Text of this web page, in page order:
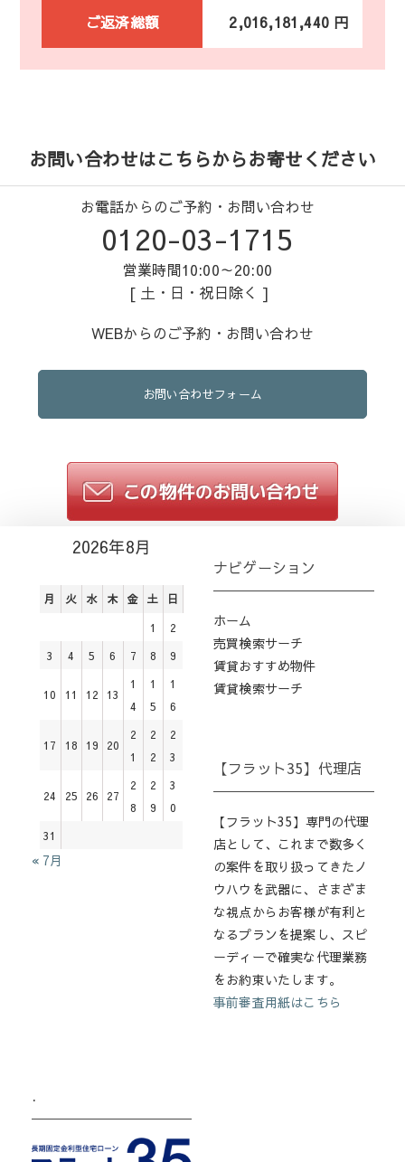
ご返済総額 2,016,181,440 円
お問い合わせはこちらからお寄せください
お電話からのご予約・お問い合わせ
0120-03-1715
営業時間10:00～20:00
[ 土・日・祝日除く ]
WEBからのご予約・お問い合わせ
お問い合わせフォーム
2026年8月
月 火 水 木 金 土 日
1
2
3
4 5 6 7 8 9
10 11 12 13
1
4
1
5
1
6
17 18 19 20
2
1
2
2
2
3
24 25 26 27
2
8
2
9
3
0
31
« 7月
ナビゲーション
ホーム
売買検索サーチ
賃貸おすすめ物件
賃貸検索サーチ
【フラット35】代理店
【フラット35】専門の代理
店として、これまで数多く
の案件を取り扱ってきたノ
ウハウを武器に、さまざま
な視点からお客様が有利と
なるプランを提案し、スピ
ーディーで確実な代理業務
をお約束いたします。
事前審査用紙はこちら
.